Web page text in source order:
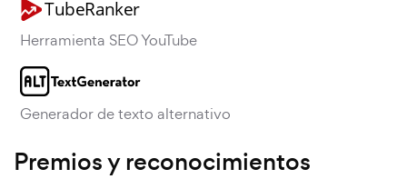
Herramienta SEO YouTube
Generador de texto alternativo
Premios y reconocimientos